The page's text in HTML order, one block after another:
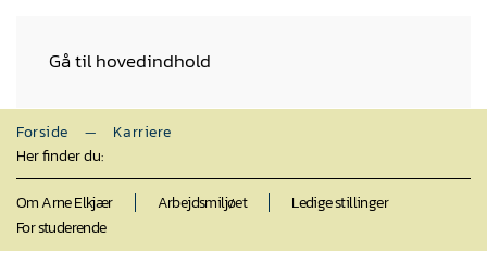
Gå til hovedindhold
Forside
Karriere
Her finder du:
Om Arne Elkjær Arbejdsmiljøet
Ledige stillinger
For studerende